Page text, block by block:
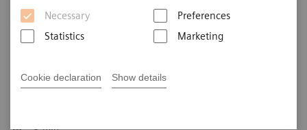
Necessary
Preferences
Statistics
Marketing
Cookie declaration Show details
Aktionärinnen und Aktionäre oder ihrer
Bevollmächtigten (mit Ausnahme der von der
und -vertreter) statt.